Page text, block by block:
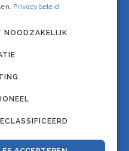
Privacybeleid
NOODZAKELIJK